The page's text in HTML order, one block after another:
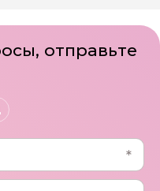
отправьте